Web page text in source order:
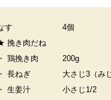
す
4個
挽き肉だね
・ 鶏挽き肉
200g
・ 長ねぎ
大さじ3（み
・ 生姜汁
小さじ1/2